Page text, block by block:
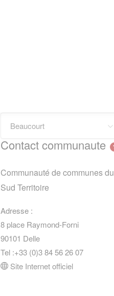
Beaucourt
Contact communaute
Communauté de communes du
Sud Territoire
Adresse :
8 place Raymond-Forni
90101 Delle
Tel :+33 (0)3 84 56 26 07
Site Internet officiel